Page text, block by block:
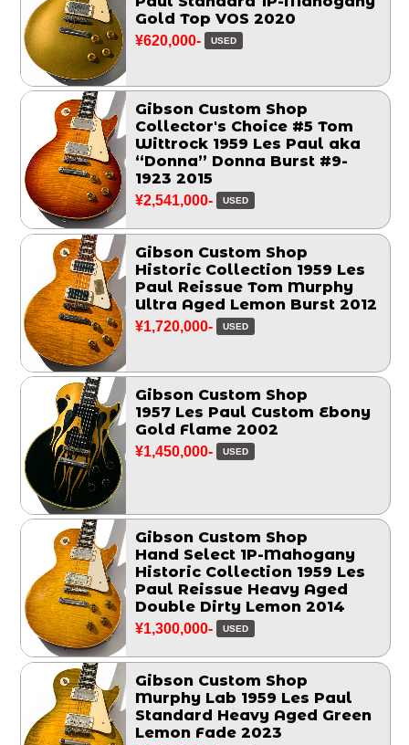
Gold Top VOS 2020
¥620,000- USED
Gibson Custom Shop
Collector's Choice #5 Tom
Wittrock 1959 Les Paul aka
“Donna” Donna Burst #9-
1923 2015
¥2,541,000- USED
Gibson Custom Shop
Historic Collection 1959 Les
Paul Reissue Tom Murphy
Ultra Aged Lemon Burst 2012
¥1,720,000- USED
Gibson Custom Shop
1957 Les Paul Custom Ebony
Gold Flame 2002
¥1,450,000- USED
Gibson Custom Shop
Hand Select 1P-Mahogany
Historic Collection 1959 Les
Paul Reissue Heavy Aged
Double Dirty Lemon 2014
¥1,300,000- USED
Gibson Custom Shop
Murphy Lab 1959 Les Paul
Standard Heavy Aged Green
Lemon Fade 2023